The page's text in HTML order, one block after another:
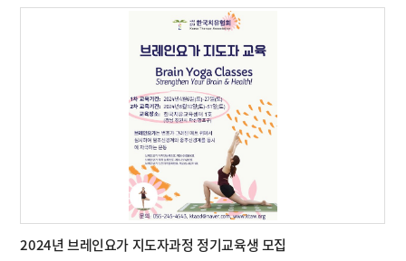
2024년 브레인요가 지도자과정 정기교육생 모집